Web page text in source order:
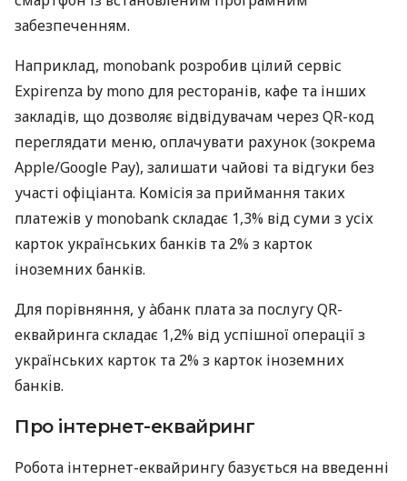
забезпеченням.
Наприклад, monobank розробив цілий сервіс
Expirenza by mono для ресторанів, кафе та інших
закладів, що дозволяє відвідувачам через QR-код
переглядати меню, оплачувати рахунок (зокрема
Apple/Google Pay), залишати чайові та відгуки без
участі офіціанта. Комісія за приймання таких
платежів у monobank складає 1,3% від суми з усіх
карток українських банків та 2% з карток
іноземних банків.
Для порівняння, у àбанк плата за послугу QR-
еквайринга складає 1,2% від успішної операції з
українських карток та 2% з карток іноземних
банків.
Про інтернет-еквайринг
Робота інтернет-еквайрингу базується на введенні